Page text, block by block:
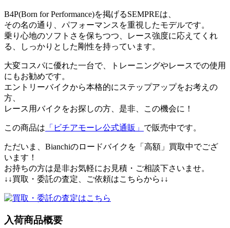
B4P(Born for Performance)を掲げるSEMPREは、
その名の通り、パフォーマンスを重視したモデルです。
乗り心地のソフトさを保ちつつ、レース強度に応えてくれ
る、しっかりとした剛性を持っています。
大変コスパに優れた一台で、トレーニングやレースでの使用
にもお勧めです。
エントリーバイクから本格的にステップアップをお考えの
方、
レース用バイクをお探しの方、是非、この機会に！
この商品は 「ビチアモーレ公式通販」 で販売中です。
ただいま、Bianchiのロードバイクを「高額」買取中でござ
います！
お持ちの方は是非お気軽にお見積・ご相談下さいませ。
↓↓買取・委託の査定、ご依頼はこちらから↓↓
入荷商品概要